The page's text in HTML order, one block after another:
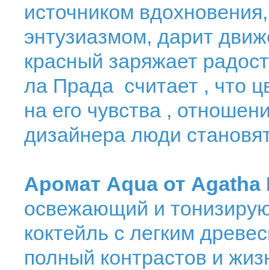
источником
энтузиазмом, дарит
красный заряжает
ла Прада считает , что
на его чувства ,
дизайнера люди
Аромат Aqua от Agatha
освежающий и
коктейль с легким
полный контрастов и